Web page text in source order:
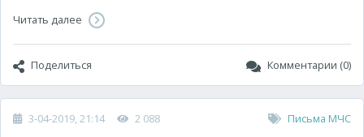
Читать далее
Поделиться Комментарии (0)
3-04-2019, 21:14 2 088 Письма МЧС